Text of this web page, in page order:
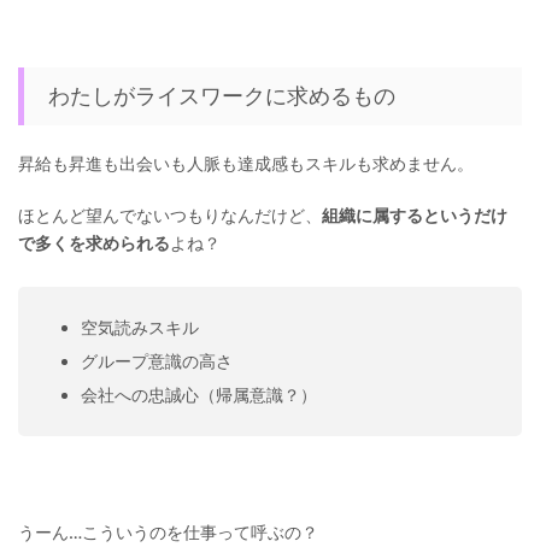
わたしがライスワークに求めるもの
昇給も昇進も出会いも人脈も達成感もスキルも求めません。
ほとんど望んでないつもりなんだけど、 組織に属するというだけ
で多くを求められるよね？
空気読みスキル
グループ意識の高さ
会社への忠誠心（帰属意識？）
うーん…こういうのを仕事って呼ぶの？